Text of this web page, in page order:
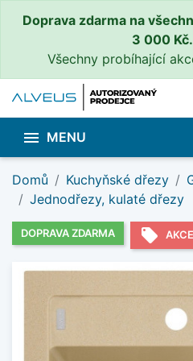
Doprava zdarma na
3 000 Kč.
Všechny probíhající
 MENU
Domů Kuchyňské dřezy
Jednodřezy, kulaté dřezy
DOPRAVA ZDARMA local_offer AKCE